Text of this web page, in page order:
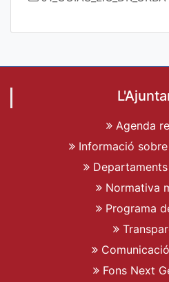
Agenda
Informació
Departaments
Normativa
Programa
Fons Next